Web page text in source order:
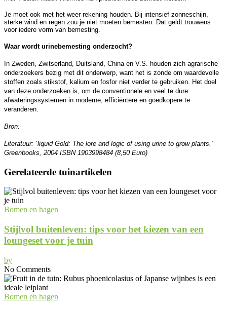
Je moet ook met het weer rekening houden. Bij intensief zonneschijn,
sterke wind en regen zou je niet moeten bemesten. Dat geldt trouwens
voor iedere vorm van bemesting.
Waar wordt urinebemesting onderzocht?
In Zweden, Zwitserland, Duitsland, China en V.S. houden zich agrarische
onderzoekers bezig met dit onderwerp, want het is zonde om waardevolle
stoffen zoals stikstof, kalium en fosfor niet verder te gebruiken. Het doel
van deze onderzoeken is, om de conventionele en veel te dure
afwateringssystemen in moderne, efficiëntere en goedkopere te
veranderen.
Bron:
Literatuur: ´liquid Gold: The lore and logic of using urine to grow plants.´
Greenbooks, 2004 ISBN 1903998484 (8,50 Euro)
Gerelateerde tuinartikelen
Bomen en hagen
Stijlvol buitenleven: tips voor het kiezen van een
loungeset voor je tuin
by
No Comments
Bomen en hagen